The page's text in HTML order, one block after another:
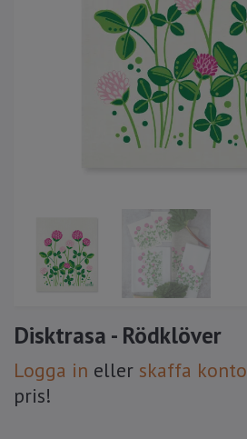
Disktrasa - Rödklöver
Logga in eller skaffa konto
pris!